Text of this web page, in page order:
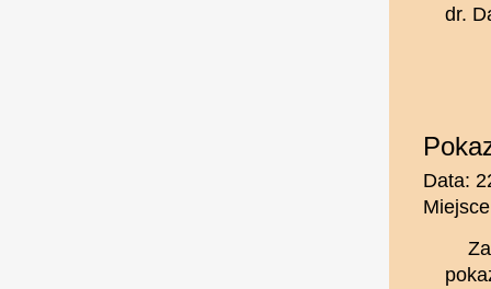
dr.
Data: